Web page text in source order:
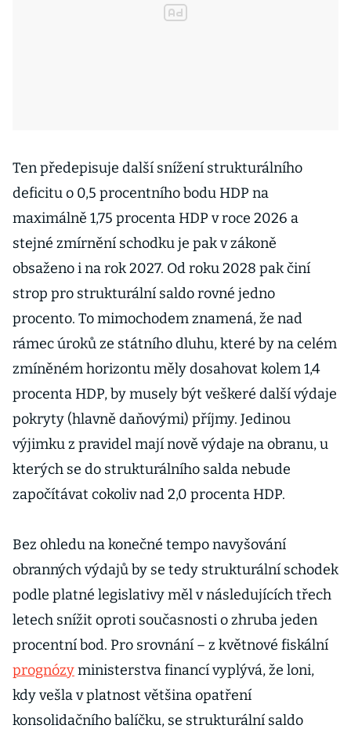
Ten předepisuje další snížení strukturálního
deficitu o 0,5 procentního bodu HDP na
maximálně 1,75 procenta HDP v roce 2026 a
stejné zmírnění schodku je pak v zákoně
obsaženo i na rok 2027. Od roku 2028 pak činí
strop pro strukturální saldo rovné jedno
procento. To mimochodem znamená, že nad
rámec úroků ze státního dluhu, které by na celém
zmíněném horizontu měly dosahovat kolem 1,4
procenta HDP, by musely být veškeré další výdaje
pokryty (hlavně daňovými) příjmy. Jedinou
výjimku z pravidel mají nově výdaje na obranu, u
kterých se do strukturálního salda nebude
započítávat cokoliv nad 2,0 procenta HDP.
Bez ohledu na konečné tempo navyšování
obranných výdajů by se tedy strukturální schodek
podle platné legislativy měl v následujících třech
letech snížit oproti současnosti o zhruba jeden
procentní bod. Pro srovnání – z květnové fiskální
prognózyministerstva financí vyplývá, že loni,
kdy vešla v platnost většina opatření
konsolidačního balíčku, se strukturální saldo